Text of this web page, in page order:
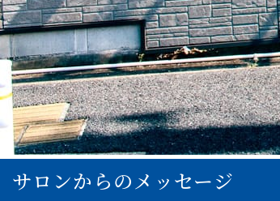
サロンからのメッセージ